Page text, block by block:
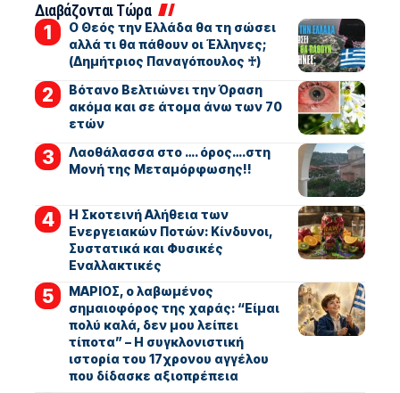
Διαβάζονται Τώρα
Ο Θεός την Ελλάδα θα τη σώσει
αλλά τι θα πάθουν οι Έλληνες;
(Δημήτριος Παναγόπουλος ♰)
Βότανο Βελτιώνει την Όραση
ακόμα και σε άτομα άνω των 70
ετών
Λαοθάλασσα στο …. όρος….στη
Μονή της Μεταμόρφωσης!!
Η Σκοτεινή Αλήθεια των
Ενεργειακών Ποτών: Κίνδυνοι,
Συστατικά και Φυσικές
Εναλλακτικές
ΜΑΡΙΟΣ, ο λαβωμένος
σημαιοφόρος της χαράς: “Είμαι
πολύ καλά, δεν μου λείπει
τίποτα” – Η συγκλονιστική
ιστορία του 17χρονου αγγέλου
που δίδασκε αξιοπρέπεια